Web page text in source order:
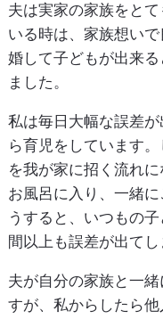
夫は実家の家族をと
いる時は、家族想い
婚して子どもが出来
ました。
私は毎日大幅な誤差
ら育児をしています
を我が家に招く流れ
お風呂に入り、一緒
うすると、いつもの
間以上も誤差が出てし
夫が自分の家族と一
すが、私からしたら